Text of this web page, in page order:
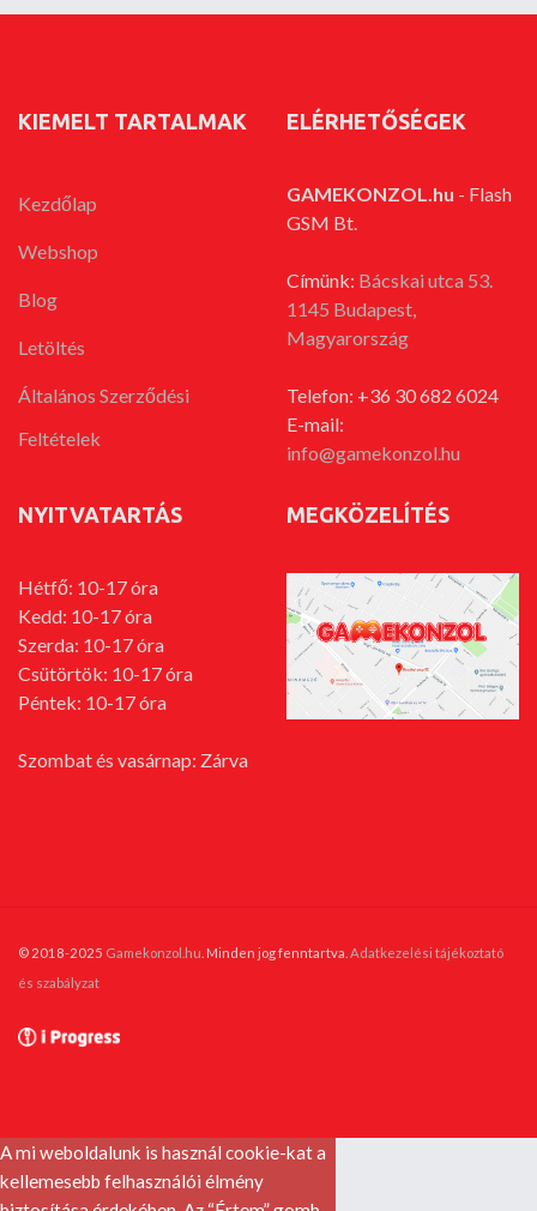
KIEMELT TARTALMAK
Kezdőlap
Webshop
Blog
Letöltés
Általános Szerződési
Feltételek
ELÉRHETŐSÉGEK
GAMEKONZOL.hu - Flash
GSM Bt.
Címünk: Bácskai utca 53.
1145 Budapest,
Magyarország
Telefon: +36 30 682 6024
E-mail:
info@gamekonzol.hu
NYITVATARTÁS
Hétfő: 10-17 óra
Kedd: 10-17 óra
Szerda: 10-17 óra
Csütörtök: 10-17 óra
Péntek: 10-17 óra
Szombat és vasárnap: Zárva
MEGKÖZELÍTÉS
© 2018-2025 Gamekonzol.hu . Minden jog fenntartva. Adatkezelési tájékoztató
és szabályzat
A mi weboldalunk is használ cookie-kat a
kellemesebb felhasználói élmény